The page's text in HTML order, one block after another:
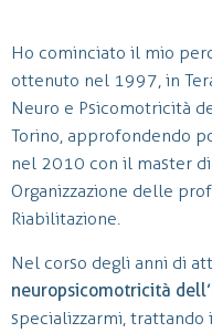
Ho cominciato il mio
ottenuto nel 1997, in
Neuro e Psicomotricità
Torino, approfondendo
nel 2010 con il master
Organizzazione delle
Riabilitazione.
Nel corso degli anni di
neuropsicomotricità
specializzarmi,